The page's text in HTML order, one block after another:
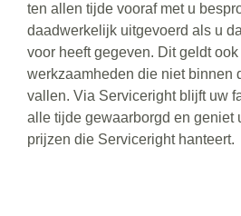
ten allen tijde vooraf met u
daadwerkelijk uitgevoerd als u
voor heeft gegeven. Dit geldt
werkzaamheden die niet binnen
vallen. Via Serviceright blijft uw
alle tijde gewaarborgd en geniet
prijzen die Serviceright hanteert.